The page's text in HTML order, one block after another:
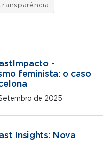
transparência
-
feminista: o caso
Setembro de 2025
Insights: Nova